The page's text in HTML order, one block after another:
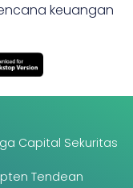
keuangan
Capital Sekuritas
Tendean